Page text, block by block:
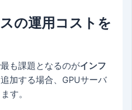
の運用コストを
も課題となるのがインフ
加する場合、GPUサーバ
す。